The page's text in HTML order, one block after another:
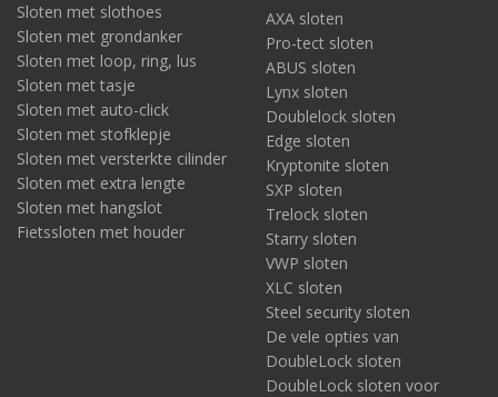
Sloten met slothoes
Sloten met grondanker
Sloten met loop, ring, lus
Sloten met tasje
Sloten met auto-click
Sloten met stofklepje
Sloten met versterkte cilinder
Sloten met extra lengte
Sloten met hangslot
Fietssloten met houder
AXA sloten
Pro-tect sloten
ABUS sloten
Lynx sloten
Doublelock sloten
Edge sloten
Kryptonite sloten
SXP sloten
Trelock sloten
Starry sloten
VWP sloten
XLC sloten
Steel security sloten
De vele opties van
DoubleLock sloten
DoubleLock sloten voor